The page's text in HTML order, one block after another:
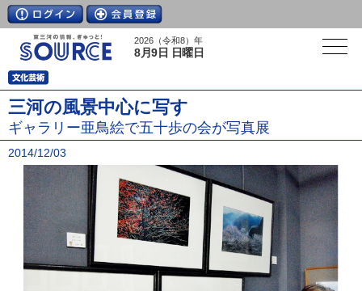
2026（令和8）年
8月9日 日曜日
三河の風景中心に写す
ギャラリー亜鳥絵で五十歩の会が写真展
2014/12/03